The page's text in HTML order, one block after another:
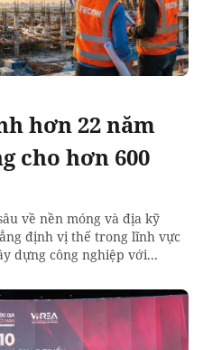
hơn 22 năm
cho hơn 600
về nền móng và địa kỹ
định vị thế trong lĩnh vực
dựng công nghiệp với...